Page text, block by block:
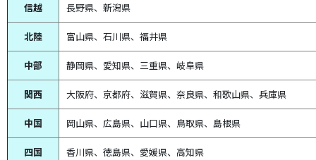
信越 長野県、新潟県
北陸 富山県、 石川県、 福井県
中部 静岡県、 愛知県、 三重県、 岐阜県
関西 大阪府、京都府、滋賀県、奈良県、和歌山県、兵庫県
中国 岡山県、広島県、山口県、鳥取県、島根県
四国 香川県、徳島県、愛媛県、高知県